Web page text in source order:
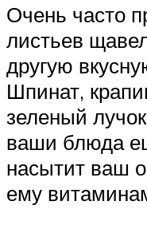
Очень часто
листьев
другую
Шпинат,
зеленый
ваши блюда
насытит ваш
ему